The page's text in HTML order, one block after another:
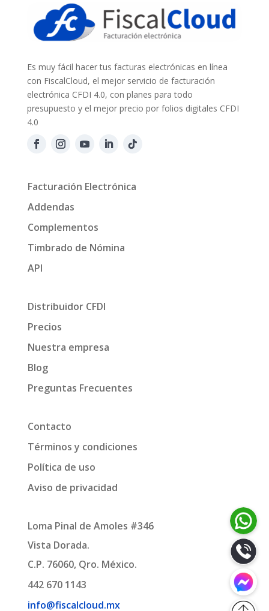
Es muy fácil hacer tus facturas electrónicas en línea
con FiscalCloud, el mejor servicio de facturación
electrónica CFDI 4.0, con planes para todo
presupuesto y el mejor precio por folios digitales CFDI
4.0
Facturación Electrónica
Addendas
Complementos
Timbrado de Nómina
API
Distribuidor CFDI
Precios
Nuestra empresa
Blog
Preguntas Frecuentes
Contacto
Términos y condiciones
Política de uso
Aviso de privacidad
Loma Pinal de Amoles #346
Vista Dorada.
C.P. 76060, Qro. México.
442 670 1143
info@fiscalcloud.mx